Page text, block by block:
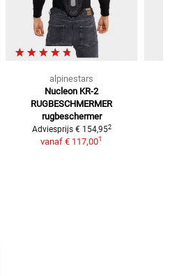
alpinestars
Nucleon KR-2
RUGBESCHMERMER
rugbeschermer
Adviesprijs € 154,952
vanaf € 117,001